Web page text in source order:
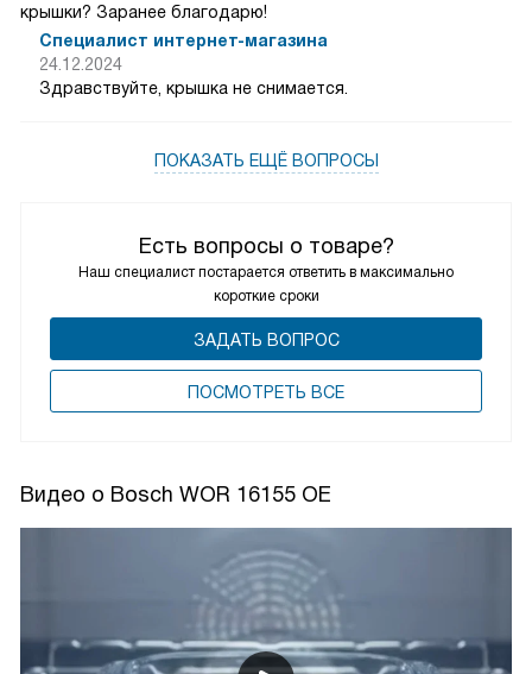
Есть вопросы о товаре?
Наш специалист постарается ответить в максимально
короткие сроки
ЗАДАТЬ ВОПРОС
ПОCМОТРЕТЬ ВСЕ
крышки? Заранее благодарю!
Специалист интернет-магазина
24.12.2024
Здравствуйте, крышка не снимается.
ПОКАЗАТЬ ЕЩЁ ВОПРОСЫ
Видео о Bosch WOR 16155 OE